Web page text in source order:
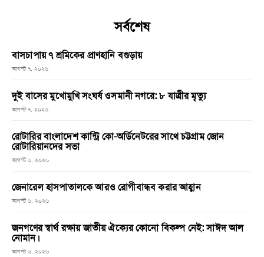
সর্বশেষ
বাসচাপায় ৭ শ্রমিকের প্রাণহানি বগুড়ায়
আগস্ট ৭, ২০২৬
দুই বাসের মুখোমুখি সংঘর্ষ ওসমানী নগরে: ৮ যাত্রীর মৃত্যু
আগস্ট ৭, ২০২৬
রোটারির বাংলাদেশ কান্ট্রি কো-অর্ডিনেটরের সাথে চট্টগ্রাম জোন
রোটারিয়ানদের সভা
আগস্ট ৬, ২০২৬
জেনারেল হাসপাতালকে আরও রোগীবান্ধব করার আহ্বান
আগস্ট ৬, ২০২৬
জনগণের স্বার্থ রক্ষায় জাতীয় ঐক্যের কোনো বিকল্প নেই: সাঈদ আল
নোমান।
আগস্ট ৬, ২০২৬